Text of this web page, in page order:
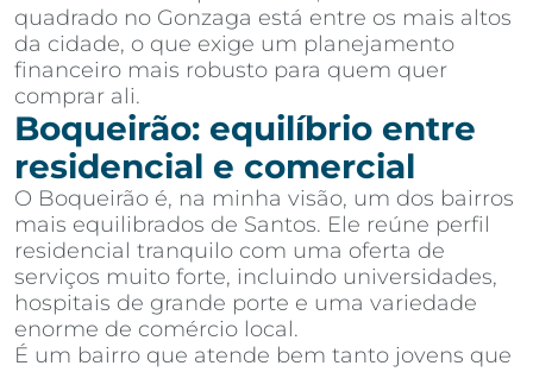
quadrado no Gonzaga está entre os mais altos
da cidade, o que exige um planejamento
financeiro mais robusto para quem quer
comprar ali.
Boqueirão: equilíbrio entre
residencial e comercial
O Boqueirão é, na minha visão, um dos bairros
mais equilibrados de Santos. Ele reúne perfil
residencial tranquilo com uma oferta de
serviços muito forte, incluindo universidades,
hospitais de grande porte e uma variedade
enorme de comércio local.
É um bairro que atende bem tanto jovens que